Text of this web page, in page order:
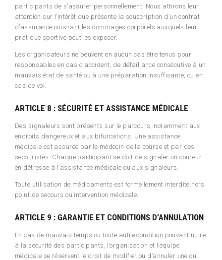
participants de s’assurer personnellement. Nous attirons leur
attention sur l’intérêt que présente la souscription d’un contrat
d’assurance couvrant les dommages corporels auxquels leur
pratique sportive peut les exposer.
Les organisateurs ne peuvent en aucun cas être tenus pour
responsables en cas d’accident, de défaillance consécutive à un
mauvais état de santé ou à une préparation insuffisante, ou en
cas de vol.
ARTICLE 8 : SÉCURITÉ ET ASSISTANCE MÉDICALE
Des signaleurs sont présents sur le parcours, notamment aux
endroits dangereux et aux bifurcations. Une assistance
médicale est assurée par le médecin de la course et par des
secouristes. Chaque participant se doit de signaler un coureur
en détresse à l’assistance médicale ou aux signaleurs.
Toute utilisation de médicaments est formellement interdite hors
point de secours ou intervention médicale.
ARTICLE 9 : GARANTIE ET CONDITIONS D’ANNULATION
En cas de mauvais temps ou toute autre condition pouvant nuire
à la sécurité des participants, l’organisation et l’équipe
médicale se réservent le droit de modifier ou d’annuler une ou